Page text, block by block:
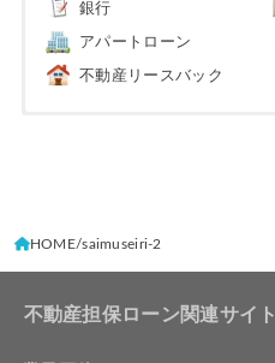
銀行
アパートローン
不動産リースバック
HOME saimuseiri-2
不動産担保ローン関連サイト